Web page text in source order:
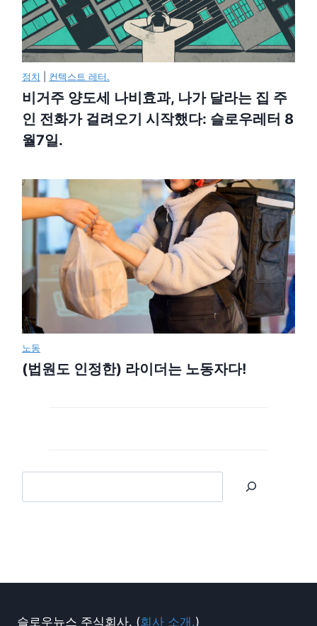
정치 컨텍스트 레터.
비거주 양도세 나비효과, 나가 달라는 집 주
인 전화가 걸려오기 시작했다: 슬로우레터 8
월7일.
노동
(법원도 인정한) 라이더는 노동자다!
슬로우뉴스 주식회사. (회사 소개.)